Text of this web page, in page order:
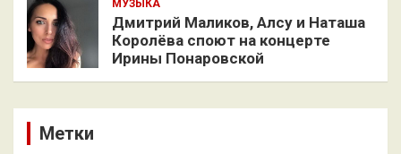
МУЗЫКА
Дмитрий Маликов, Алсу и Наташа
Королёва споют на концерте
Ирины Понаровской
Метки